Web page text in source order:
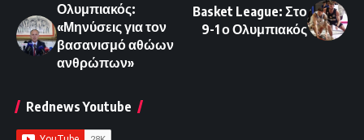
Ολυμπιακός:
«Μηνύσεις για τον
βασανισμό αθώων
ανθρώπων»
Basket League: Στο
9-1 ο Ολυμπιακός
Rednews Youtube